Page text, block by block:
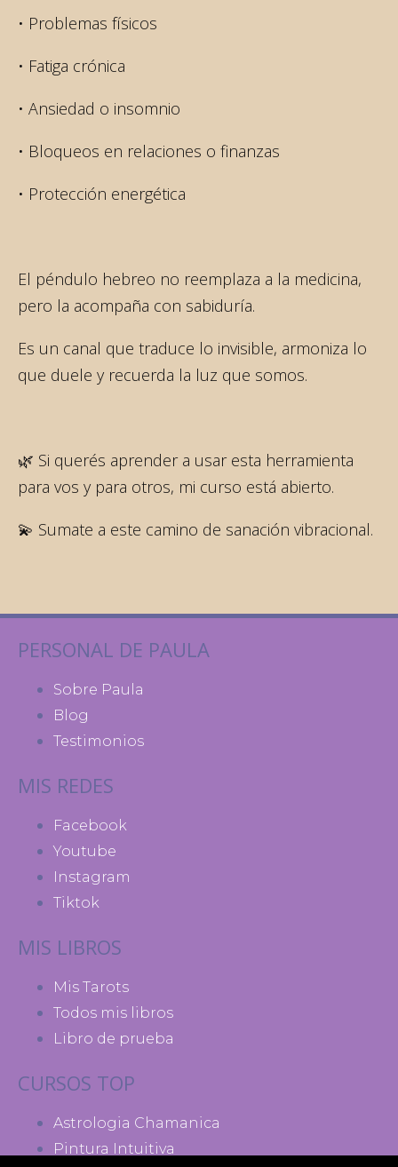
• Problemas físicos
• Fatiga crónica
• Ansiedad o insomnio
• Bloqueos en relaciones o finanzas
• Protección energética
El péndulo hebreo no reemplaza a la medicina,
pero la acompaña con sabiduría.
Es un canal que traduce lo invisible, armoniza lo
que duele y recuerda la luz que somos.
🌿 Si querés aprender a usar esta herramienta
para vos y para otros, mi curso está abierto.
💫 Sumate a este camino de sanación vibracional.
PERSONAL DE PAULA
Sobre Paula
Blog
Testimonios
MIS REDES
Facebook
Youtube
Instagram
Tiktok
MIS LIBROS
Mis Tarots
Todos mis libros
Libro de prueba
CURSOS TOP
Astrologia Chamanica
Pintura Intuitiva